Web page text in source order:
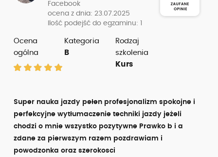
Facebook
ocena z dnia: 23.07.2025
Ilość podejść do egzaminu: 1
Ocena
ogólna
Kategoria
B
Rodzaj
szkolenia
Kurs
Super nauka jazdy pełen profesjonalizm spokojne i
perfekcyjne wytłumaczenie techniki jazdy jeżeli
chodzi o mnie wszystko pozytywne Prawko b i a
zdane za pierwszym razem pozdrawiam i
powodzonka oraz szerokosci